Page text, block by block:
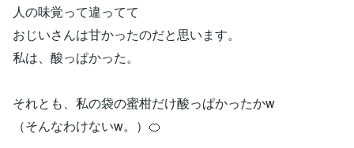
人の味覚って違ってて
おじいさんは甘かったのだと思います。
私は、酸っぱかった。
それとも、私の袋の蜜柑だけ酸っぱかったかw
（そんなわけないw。）🍊